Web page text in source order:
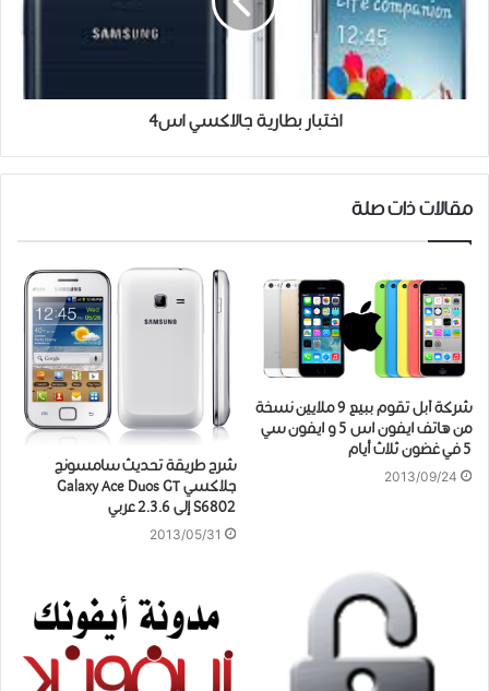
اختبار بطارية جالاكسي اس4
مقالات ذات صلة
شركة آبل تقوم ببيع 9 ملايين نسخة
من هاتف ايفون اس 5 و ايفون سي
5 في غضون ثلاث أيام
2013/09/24
شرح طريقة تحديث سامسونج
جلاكسي Galaxy Ace Duos GT
S6802 إلى 2.3.6 عربي
2013/05/31